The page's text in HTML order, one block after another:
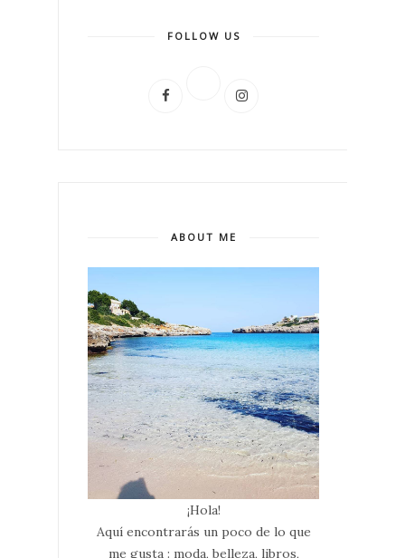
FOLLOW US
ABOUT ME
¡Hola!
Aquí encontrarás un poco de lo que
me gusta : moda, belleza, libros,